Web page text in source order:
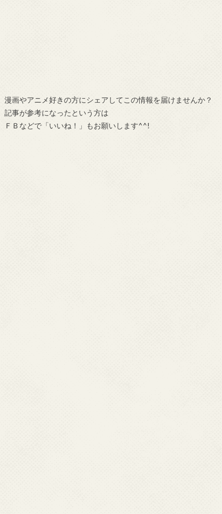
漫画やアニメ好きの方にシェアしてこの情報を届けませんか？
記事が参考になったという方は
ＦＢなどで「いいね！」もお願いします^^!